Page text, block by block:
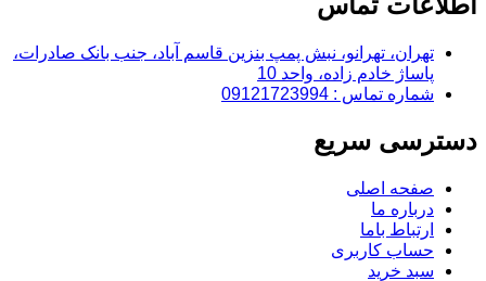
تهران، تهرانو، نبش پمپ بنزین قاسم آباد، جنب بانک صادرات،
پاساژ خادم زاده، واحد 10
شماره تماس : 09121723994
دسترسی سریع
صفحه اصلی
درباره ما
ارتباط باما
حساب کاربری
سبد خرید